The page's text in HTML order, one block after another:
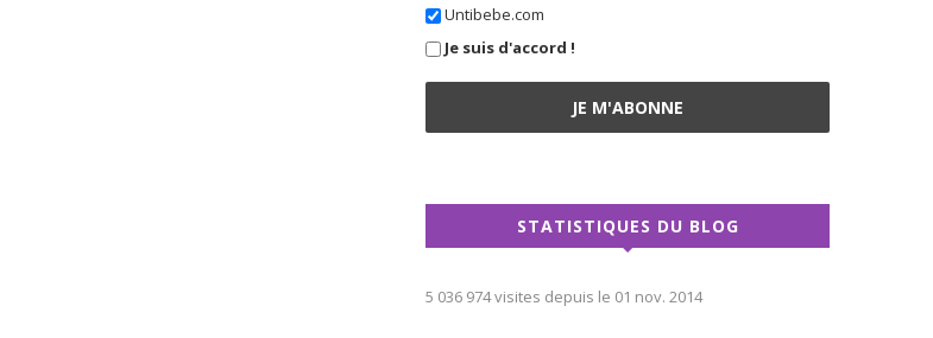
Untibebe.com
Je suis d'accord !
STATISTIQUES DU BLOG
5 036 974 visites depuis le 01 nov. 2014